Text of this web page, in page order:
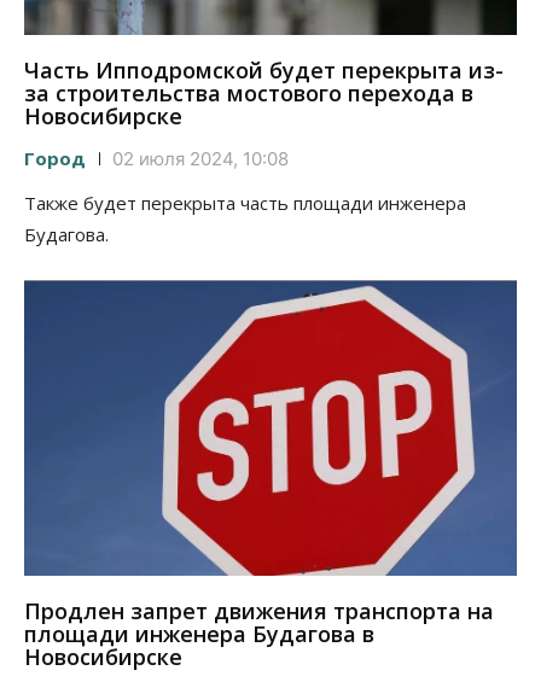
Часть Ипподромской будет перекрыта из-
за строительства мостового перехода в
Новосибирске
Город 02 июля 2024, 10:08
Также будет перекрыта часть площади инженера
Будагова.
Продлен запрет движения транспорта на
площади инженера Будагова в
Новосибирске